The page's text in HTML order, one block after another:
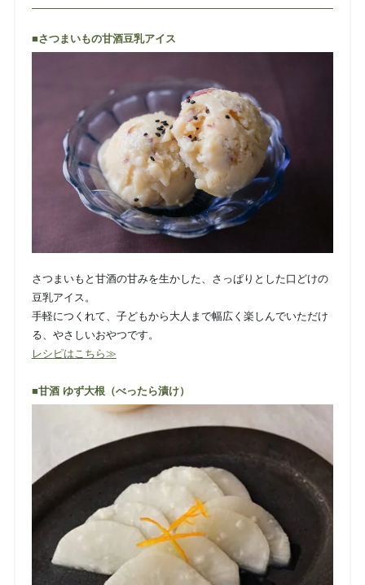
■さつまいもの甘酒豆乳アイス
さつまいもと甘酒の甘みを生かした、さっぱりとした口どけの
豆乳アイス。
手軽につくれて、子どもから大人まで幅広く楽しんでいただけ
る、やさしいおやつです。
レシピはこちら≫
■甘酒 ゆず大根（べったら漬け）